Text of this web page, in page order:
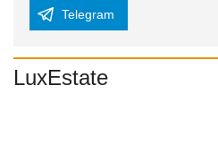
Telegram
LuxEstate